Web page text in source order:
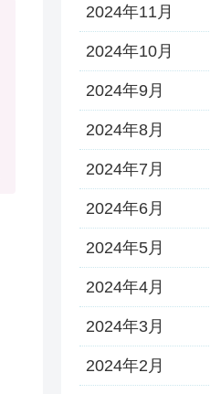
2024年11月
2024年10月
2024年9月
2024年8月
2024年7月
2024年6月
2024年5月
2024年4月
2024年3月
2024年2月